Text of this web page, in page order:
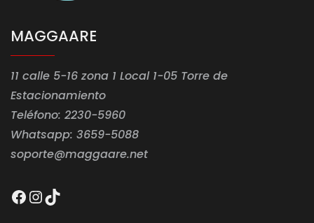
MAGGAARE
11 calle 5-16 zona 1 Local 1-05 Torre de
Estacionamiento
Teléfono: 2230-5960
Whatsapp: 3659-5088
soporte@maggaare.net
Facebook
Instagram
TikTok